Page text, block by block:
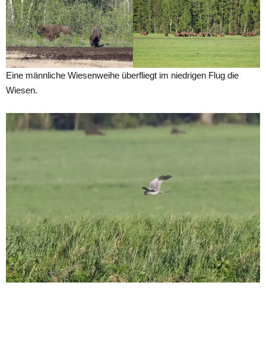
Eine männliche Wiesenweihe überfliegt im niedrigen Flug die
Wiesen.